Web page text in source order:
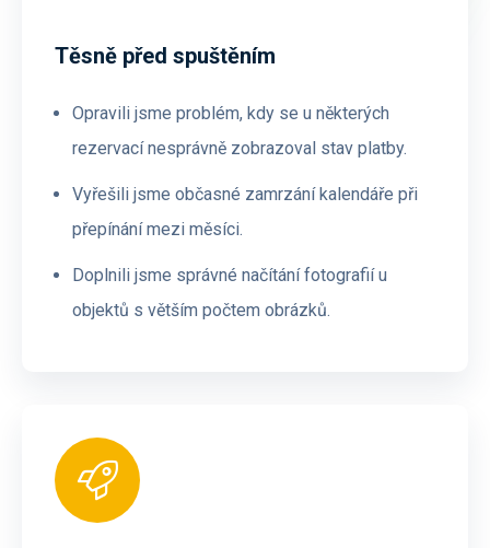
Těsně před spuštěním
Opravili jsme problém, kdy se u některých
rezervací nesprávně zobrazoval stav platby.
Vyřešili jsme občasné zamrzání kalendáře při
přepínání mezi měsíci.
Doplnili jsme správné načítání fotografií u
objektů s větším počtem obrázků.